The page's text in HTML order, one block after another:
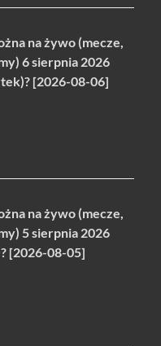
na żywo (mecze,
6 sierpnia 2026
[2026-08-06]
na żywo (mecze,
5 sierpnia 2026
[2026-08-05]